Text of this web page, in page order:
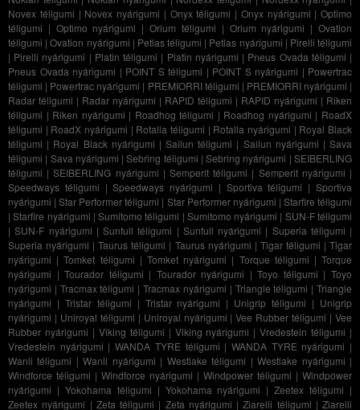
Novex téligumi | Novex nyárigumi | Onyx téligumi | Onyx nyárigumi | Optimo
téligumi | Optimo nyárigumi |Orium téligumi | Orium nyárigumi |Ovation
téligumi |Ovation nyárigumi | Petlas téligumi | Petlas nyárigumi | Pirelli téligumi
| Pirelli nyárigumi | Platin téligumi | Platin nyárigumi | Pneus Ovada téligumi |
Pneus Ovada nyárigumi | POINT S téligumi | POINT S nyárigumi | Powertrac
téligumi | Powertrac nyárigumi | PREMIORRI téligumi | PREMIORRI nyárigumi |
Radar téligumi | Radar nyárigumi | RAPID téligumi | RAPID nyárigumi | Riken
téligumi | Riken nyárigumi | Roadhog téligumi | Roadhog nyárigumi | RoadX
téligumi | RoadX nyárigumi | Rotalla téligumi | Rotalla nyárigumi | Royal Black
téligumi | Royal Black nyárigumi |Sailun téligumi | Sailun nyárigumi |Sava
téligumi | Sava nyárigumi |Sebring téligumi |Sebring nyárigumi |SEIBERLING
téligumi |SEIBERLING nyárigumi |Semperit téligumi | Semperit nyárigumi |
Speedways téligumi |Speedways nyárigumi | Sportiva téligumi |Sportiva
nyárigumi |Star Performer téligumi | Star Performer nyárigumi | Starfire téligumi
|Starfire nyárigumi |Sumitomo téligumi | Sumitomo nyárigumi | SUN-F téligumi
|SUN-F nyárigumi | Sunfull téligumi | Sunfull nyárigumi | Superia téligumi |
Superia nyárigumi |Taurus téligumi | Taurus nyárigumi | Tigar téligumi |Tigar
nyárigumi |Tomket téligumi | Tomket nyárigumi | Torque téligumi |Torque
nyárigumi |Tourador téligumi | Tourador nyárigumi |Toyo téligumi |Toyo
nyárigumi | Tracmax téligumi |Tracmax nyárigumi | Triangle téligumi |Triangle
nyárigumi | Tristar téligumi | Tristar nyárigumi | Unigrip téligumi | Unigrip
nyárigumi | Uniroyal téligumi | Uniroyal nyárigumi |Vee Rubber téligumi |Vee
Rubber nyárigumi | Viking téligumi | Viking nyárigumi |Vredestein téligumi |
Vredestein nyárigumi |WANDA TYRE téligumi | WANDA TYRE nyárigumi |
Wanli téligumi |Wanli nyárigumi | Westlake téligumi |Westlake nyárigumi |
Windforce téligumi | Windforce nyárigumi | Windpower téligumi | Windpower
nyárigumi | Yokohama téligumi | Yokohama nyárigumi |Zeetex téligumi |
Zeetex nyárigumi | Zeta téligumi | Zeta nyárigumi |Ziarelli téligumi | Ziarelli